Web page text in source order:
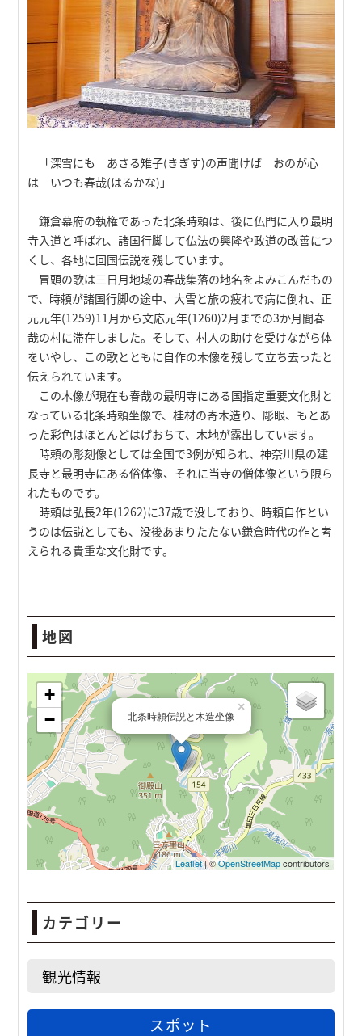
「深雪にも あさる雉子(きぎす)の声聞けば おのが心
は いつも春哉(はるかな)」
鎌倉幕府の執権であった北条時頼は、後に仏門に入り最明
寺入道と呼ばれ、諸国行脚して仏法の興隆や政道の改善につ
くし、各地に回国伝説を残しています。
冒頭の歌は三日月地域の春哉集落の地名をよみこんだもの
で、時頼が諸国行脚の途中、大雪と旅の疲れで病に倒れ、正
元元年(1259)11月から文応元年(1260)2月までの3か月間春
哉の村に滞在しました。そして、村人の助けを受けながら体
をいやし、この歌とともに自作の木像を残して立ち去ったと
伝えられています。
この木像が現在も春哉の最明寺にある国指定重要文化財と
なっている北条時頼坐像で、桂材の寄木造り、彫眼、もとあ
った彩色はほとんどはげおちて、木地が露出しています。
時頼の彫刻像としては全国で3例が知られ、神奈川県の建
長寺と最明寺にある俗体像、それに当寺の僧体像という限ら
れたものです。
時頼は弘長2年(1262)に37歳で没しており、時頼自作とい
うのは伝説としても、没後あまりたたない鎌倉時代の作と考
えられる貴重な文化財です。
地図
北条時頼伝説と木造坐像
カテゴリー
観光情報
スポット